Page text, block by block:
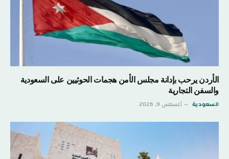
الأردن يرحب بإدانة مجلس الأمن هجمات الحوثيين على السعودية
والسفن التجارية
السعودية أغسطس 9, 2026